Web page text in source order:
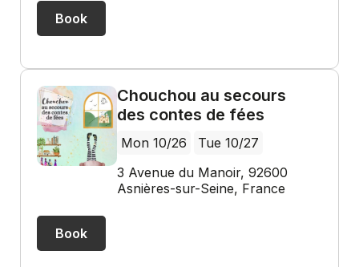
Book
Chouchou au secours
des contes de fées
Mon 10/26
Tue 10/27
3 Avenue du Manoir, 92600
Asnières-sur-Seine, France
Book